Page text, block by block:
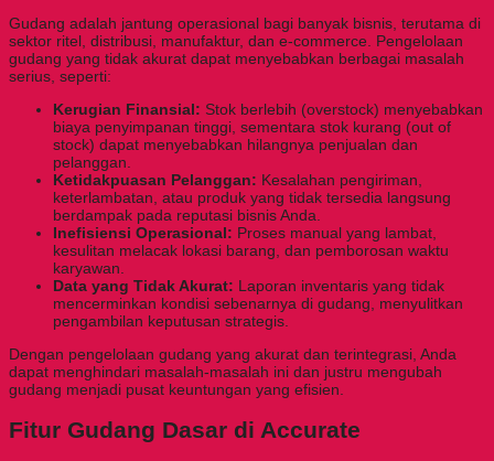
Gudang adalah jantung operasional bagi banyak bisnis, terutama di
sektor ritel, distribusi, manufaktur, dan e-commerce. Pengelolaan
gudang yang tidak akurat dapat menyebabkan berbagai masalah
serius, seperti:
Kerugian Finansial: Stok berlebih (overstock) menyebabkan
biaya penyimpanan tinggi, sementara stok kurang (out of
stock) dapat menyebabkan hilangnya penjualan dan
pelanggan.
Ketidakpuasan Pelanggan: Kesalahan pengiriman,
keterlambatan, atau produk yang tidak tersedia langsung
berdampak pada reputasi bisnis Anda.
Inefisiensi Operasional: Proses manual yang lambat,
kesulitan melacak lokasi barang, dan pemborosan waktu
karyawan.
Data yang Tidak Akurat: Laporan inventaris yang tidak
mencerminkan kondisi sebenarnya di gudang, menyulitkan
pengambilan keputusan strategis.
Dengan pengelolaan gudang yang akurat dan terintegrasi, Anda
dapat menghindari masalah-masalah ini dan justru mengubah
gudang menjadi pusat keuntungan yang efisien.
Fitur Gudang Dasar di Accurate